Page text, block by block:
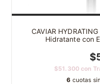
CAVIAR
Hidratante con
$51.300con
6 cuotas